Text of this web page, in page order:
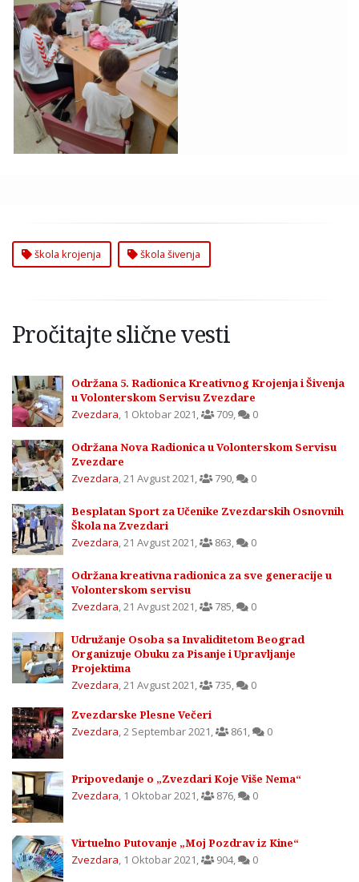
Škola Krojenja Šivenja
Zvezdara
škola krojenja škola šivenja
Pročitajte slične vesti
Održana 5. Radionica Kreativnog Krojenja i Šivenja
u Volonterskom Servisu Zvezdare
Zvezdara, 1 Oktobar 2021, 709, 0
Održana Nova Radionica u Volonterskom Servisu
Zvezdare
Zvezdara,21 Avgust 2021, 790, 0
Besplatan Sport za Učenike Zvezdarskih Osnovnih
Škola na Zvezdari
Zvezdara,21 Avgust 2021, 863, 0
Održana kreativna radionica za sve generacije u
Volonterskom servisu
Zvezdara,21 Avgust 2021, 785, 0
Udružanje Osoba sa Invaliditetom Beograd
Organizuje Obuku za Pisanje i Upravljanje
Projektima
Zvezdara,21 Avgust 2021, 735, 0
Zvezdarske Plesne Večeri
Zvezdara,2 Septembar 2021, 861, 0
Pripovedanje o „Zvezdari Koje Više Nema“
Zvezdara, 1 Oktobar 2021, 876, 0
Virtuelno Putovanje „Moj Pozdrav iz Kine“
Zvezdara, 1 Oktobar 2021, 904, 0